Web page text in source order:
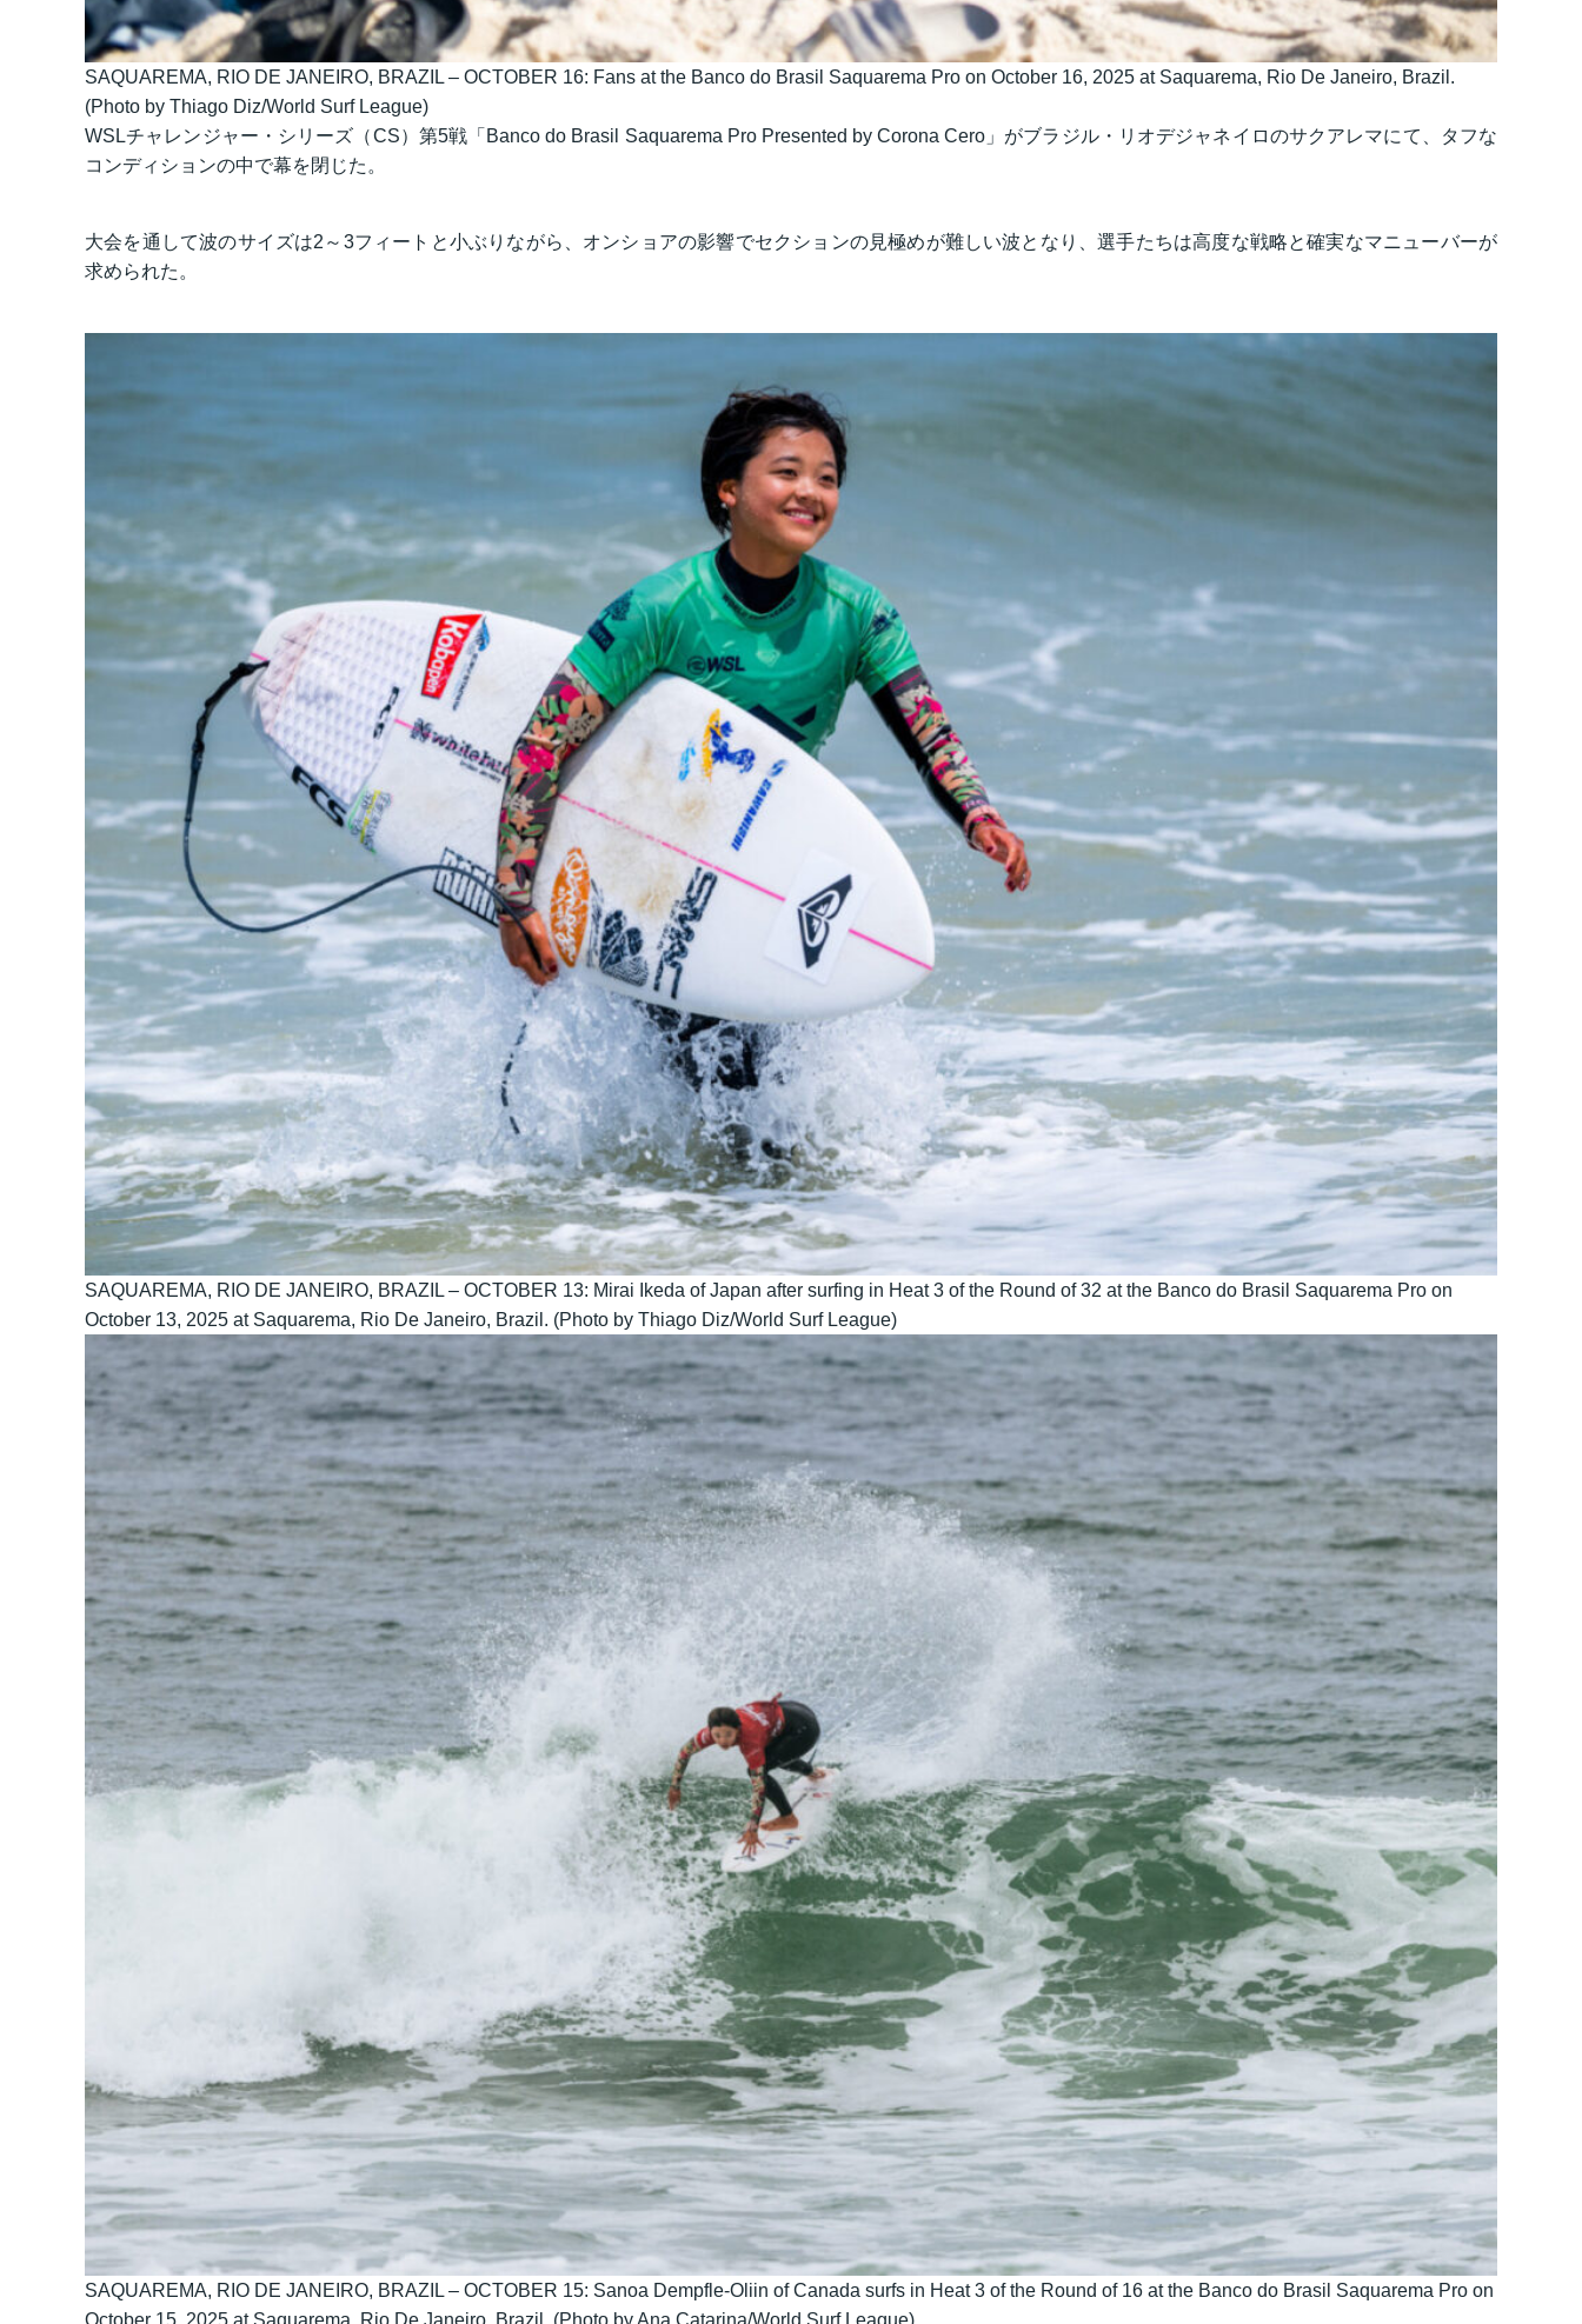
SAQUAREMA, RIO DE JANEIRO, BRAZIL – OCTOBER 16: Fans at the Banco do Brasil Saquarema Pro on October 16, 2025 at Saquarema, Rio De Janeiro, Brazil.
(Photo by Thiago Diz/World Surf League)
WSLチャレンジャー・シリーズ（CS）第5戦「Banco do Brasil Saquarema Pro Presented by Corona Cero」がブラジル・リオデジャネイロのサクアレマにて、タフな
コンディションの中で幕を閉じた。
大会を通して波のサイズは2～3フィートと小ぶりながら、オンショアの影響でセクションの見極めが難しい波となり、選手たちは高度な戦略と確実なマニューバーが
求められた。
SAQUAREMA, RIO DE JANEIRO, BRAZIL – OCTOBER 13: Mirai Ikeda of Japan after surfing in Heat 3 of the Round of 32 at the Banco do Brasil Saquarema Pro on
October 13, 2025 at Saquarema, Rio De Janeiro, Brazil. (Photo by Thiago Diz/World Surf League)
SAQUAREMA, RIO DE JANEIRO, BRAZIL – OCTOBER 15: Sanoa Dempfle-Oliin of Canada surfs in Heat 3 of the Round of 16 at the Banco do Brasil Saquarema Pro on